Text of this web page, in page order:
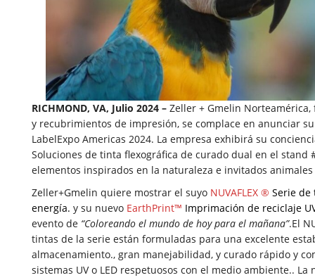
RICHMOND, VA, Julio 2024 – Zeller + Gmelin
y recubrimientos de impresión, se complace en anunciar
LabelExpo Americas 2024. La empresa exhibirá su
Soluciones de tinta flexográfica de curado dual en el stand
elementos inspirados en la naturaleza e invitados animales
Zeller+Gmelin quiere mostrar el suyo NUVAFLEX ® Serie
energía. y su nuevo EarthPrint™ Imprimación de reciclaje
evento de “Coloreando el mundo de hoy para el mañana”.El
tintas de la serie están formuladas para una excelente
almacenamiento., gran manejabilidad, y curado rápido y
sistemas UV o LED respetuosos con el medio ambiente.. La